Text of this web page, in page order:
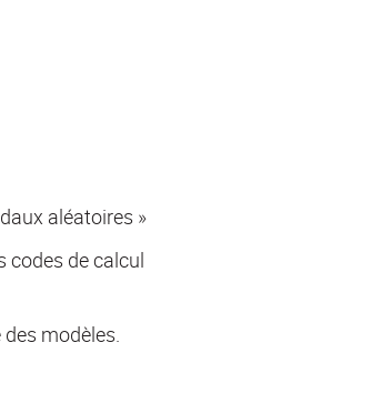
aléatoires »
codes de calcul
modèles.